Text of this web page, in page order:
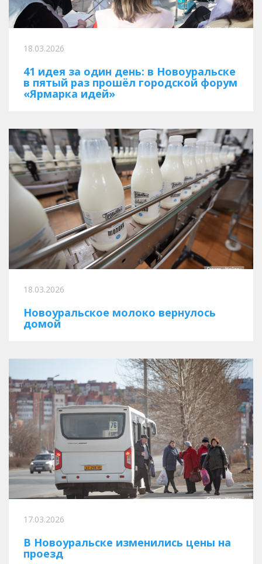
18.03.2026
41 идея за один день: в Новоуральске
в пятый раз прошёл городской форум
«Ярмарка идей»
18.03.2026
Новоуральское молоко вернулось
домой
17.03.2026
В Новоуральске изменились цены на
проезд